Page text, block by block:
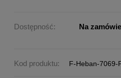
Dostępność: Na
Kod produktu: F-Heban-7069-